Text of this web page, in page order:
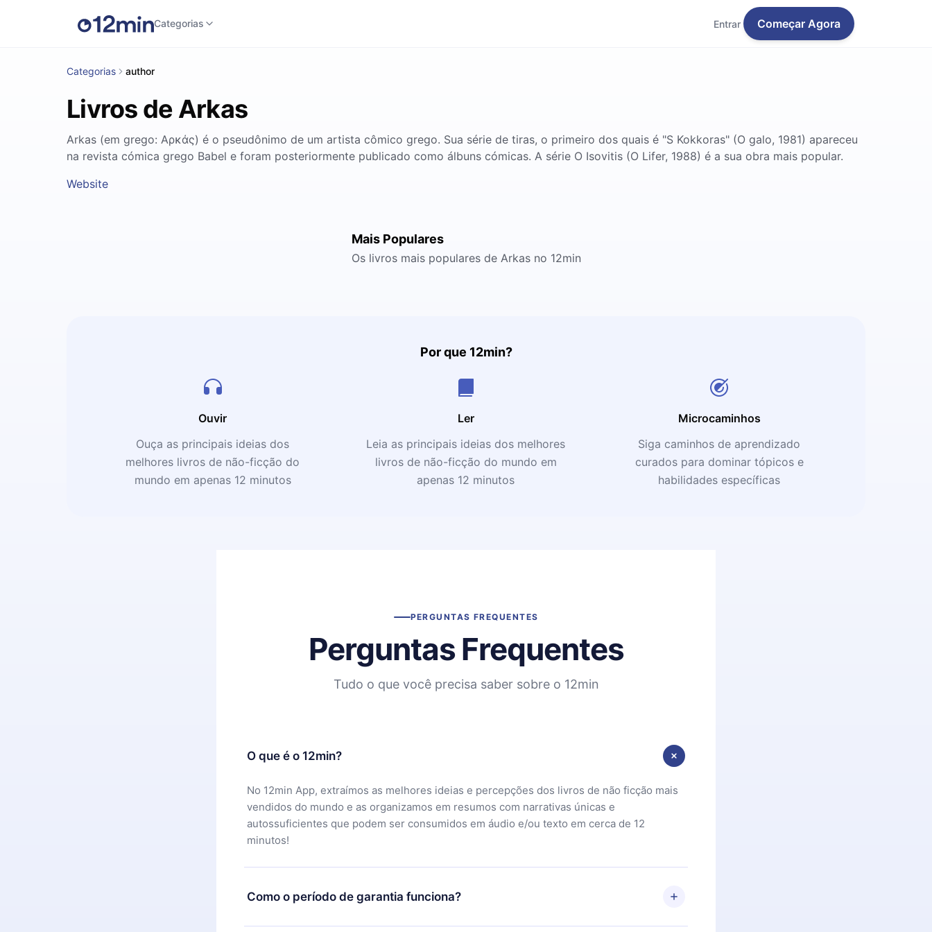
Categorias Entrar Começar Agora
Categorias author
Livros de Arkas
Arkas (em grego: Αρκάς) é o pseudônimo de um artista cômico grego. Sua série de tiras, o primeiro dos quais é "S Kokkoras" (O galo, 1981) apareceu
na revista cómica grego Babel e foram posteriormente publicado como álbuns cómicas. A série O Isovitis (O Lifer, 1988) é a sua obra mais popular.
Website
Mais Populares
Os livros mais populares de Arkas no 12min
Por que 12min?
Ouvir
Ouça as principais ideias dos
melhores livros de não-ficção do
mundo em apenas 12 minutos
Ler
Leia as principais ideias dos melhores
livros de não-ficção do mundo em
apenas 12 minutos
Microcaminhos
Siga caminhos de aprendizado
curados para dominar tópicos e
habilidades específicas
PERGUNTAS FREQUENTES
Perguntas Frequentes
Tudo o que você precisa saber sobre o 12min
O que é o 12min?
No 12min App, extraímos as melhores ideias e percepções dos livros de não ficção mais
vendidos do mundo e as organizamos em resumos com narrativas únicas e
autossuficientes que podem ser consumidos em áudio e/ou texto em cerca de 12
minutos!
Como o período de garantia funciona?